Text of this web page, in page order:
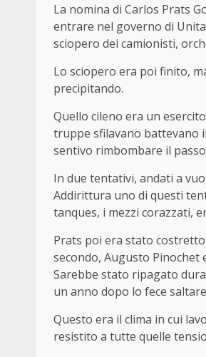
La nomina di Carlos Prats
entrare nel governo di
sciopero dei camionisti,
Lo sciopero era poi finito,
precipitando.
Quello cileno era un
truppe sfilavano battevano
sentivo rimbombare il
In due tentativi, andati a
Addirittura uno di questi
tanques, i mezzi corazzati,
Prats poi era stato costretto
secondo, Augusto
Sarebbe stato ripagato
un anno dopo lo fece
Questo era il clima in cui
resistito a tutte quelle